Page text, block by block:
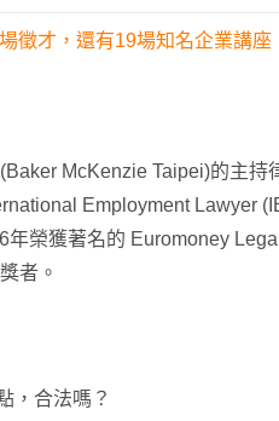
徵才，還有19場知名企業講
McKenzie Taipei)的主持
Employment Lawyer
榮獲著名的 Euromoney
者。
，合法嗎？